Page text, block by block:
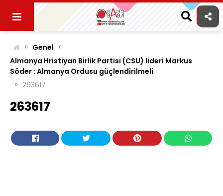
content
» Genel »
Almanya Hristiyan Birlik Partisi (CSU) lideri Markus
Söder : Almanya Ordusu güçlendirilmeli
» 263617
263617